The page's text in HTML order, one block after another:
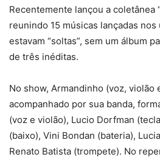
Recentemente lançou a coletânea
reunindo 15 músicas lançadas
estavam “soltas”, sem um álbum
de três inéditas.
No show, Armandinho (voz, violão
acompanhado por sua banda,
(voz e violão), Lucio Dorfman
(baixo), Vini Bondan (bateria),
Renato Batista (trompete). No